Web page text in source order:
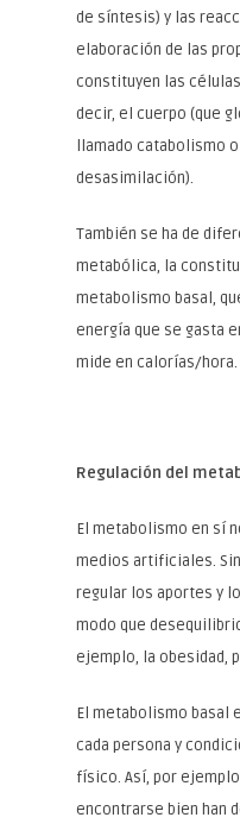
de síntesis) y las
elaboración de las
constituyen las
decir, el cuerpo (que
llamado catabolismo
desasimilación).
También se ha de
metabólica, la
metabolismo basal,
energía que se gasta
mide en calorías/hora.
Regulación del
El metabolismo en sí
medios artificiales.
regular los aportes y
modo que
ejemplo, la obesidad,
El metabolismo basal
cada persona y
físico. Así, por
encontrarse bien han